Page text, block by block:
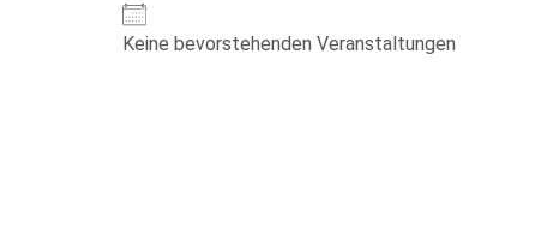
Keine bevorstehenden Veranstaltungen